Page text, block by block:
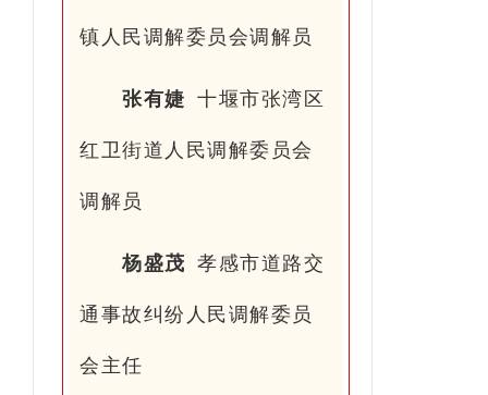
镇人民调解委员会调解员
张有婕 十堰市张湾区
红卫街道人民调解委员会
调解员
杨盛茂 孝感市道路交
通事故纠纷人民调解委员
会主任